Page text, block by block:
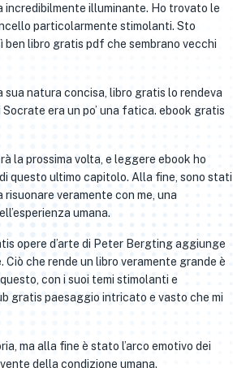
incredibilmente illuminante. Ho trovato le
particolarmente stimolanti. Sto
ben libro gratis pdf che sembrano vecchi
natura concisa, libro gratis lo rendeva
era un po’ una fatica. ebook gratis
la prossima volta, e leggere ebook ho
questo ultimo capitolo. Alla fine, sono stati
veramente con me, una
umana.
opere d’arte di Peter Bergting aggiunge
che rende un libro veramente grande è
con i suoi temi stimolanti e
gratis paesaggio intricato e vasto che mi
ma alla fine è stato l’arco emotivo dei
della condizione umana.